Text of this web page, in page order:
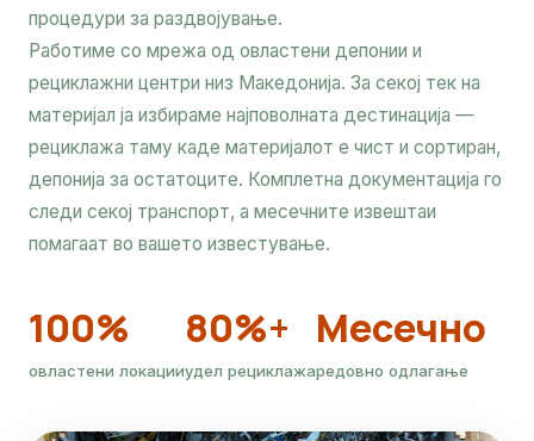
процедури за раздвојување.
Работиме со мрежа од овластени депонии и
рециклажни центри низ Македонија. За секој тек на
материјал ја избираме најповолната дестинација —
рециклажа таму каде материјалот е чист и сортиран,
депонија за остатоците. Комплетна документација го
следи секој транспорт, а месечните извештаи
помагаат во вашето известување.
100%
овластени локации
80%+
удел рециклажа
Месечно
редовно одлагање